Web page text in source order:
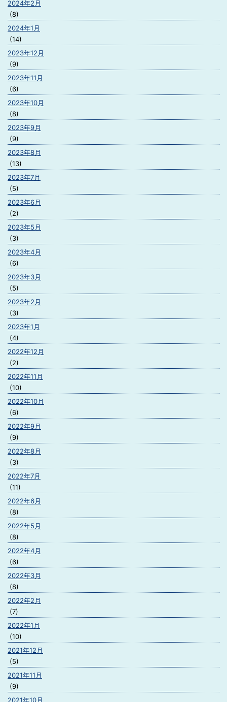
2024年2月
(8)
2024年1月
(14)
2023年12月
(9)
2023年11月
(6)
2023年10月
(8)
2023年9月
(9)
2023年8月
(13)
2023年7月
(5)
2023年6月
(2)
2023年5月
(3)
2023年4月
(6)
2023年3月
(5)
2023年2月
(3)
2023年1月
(4)
2022年12月
(2)
2022年11月
(10)
2022年10月
(6)
2022年9月
(9)
2022年8月
(3)
2022年7月
(11)
2022年6月
(8)
2022年5月
(8)
2022年4月
(6)
2022年3月
(8)
2022年2月
(7)
2022年1月
(10)
2021年12月
(5)
2021年11月
(9)
2021年10月